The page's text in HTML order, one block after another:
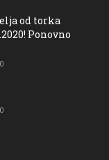
od torka
Ponovno